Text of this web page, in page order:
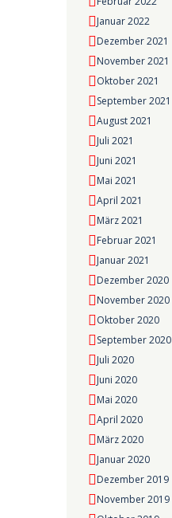
Januar 2022
Dezember 2021
November 2021
Oktober 2021
September 2021
August 2021
Juli 2021
Juni 2021
Mai 2021
April 2021
März 2021
Februar 2021
Januar 2021
Dezember 2020
November 2020
Oktober 2020
September 2020
Juli 2020
Juni 2020
Mai 2020
April 2020
März 2020
Januar 2020
Dezember 2019
November 2019